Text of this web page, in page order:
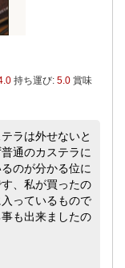
持ち運び: 5.0 賞味
ラは外せないと
通のカステラに
のが分かる位に
、私が買ったの
っているもので
も出来ましたの